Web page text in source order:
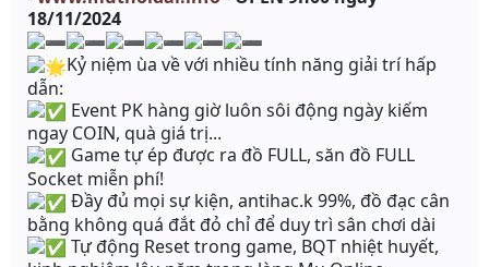
18/11/2024
Kỷ niệm ùa về với nhiều tính năng giải trí hấp
dẫn:
Event PK hàng giờ luôn sôi động ngày kiếm
ngay COIN, quà giá trị...
Game tự ép được ra đồ FULL, săn đồ FULL
Socket miễn phí!
Đầy đủ mọi sự kiện, antihac.k 99%, đồ đạc cân
bằng không quá đắt đỏ chỉ để duy trì sân chơi dài
Tự động Reset trong game, BQT nhiệt huyết,